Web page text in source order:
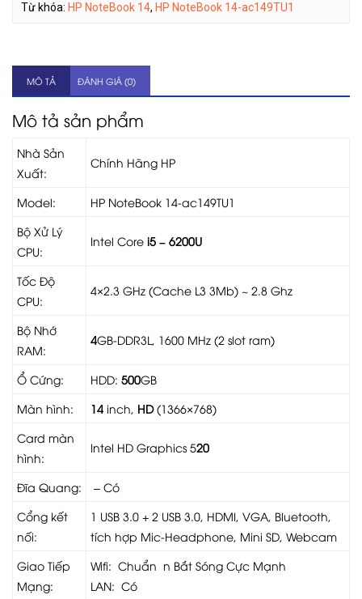
Từ khóa: HP NoteBook 14, HP NoteBook 14-ac149TU1
MÔ TẢ ĐÁNH GIÁ (0)
Mô tả sản phẩm
Nhà Sản
Xuất:
Chính Hãng HP
Model:
HP NoteBook 14-ac149TU1
Bộ Xử Lý
CPU:
Intel Core i5 – 6200U
Tốc Độ
CPU:
4×2.3 GHz (Cache L3 3Mb) ~ 2.8 Ghz
Bộ Nhớ
RAM:
4GB-DDR3L, 1600 MHz (2 slot ram)
Ổ Cứng: HDD: 500GB
Màn hình:
14 inch, HD(1366×768)
Card màn
hình:
Intel HD Graphics 520
Đĩa Quang:
– Có
Cổng kết
nối:
1 USB 3.0 + 2 USB 3.0, HDMI, VGA, Bluetooth,
tích hợp Mic-Headphone, Mini SD, Webcam
Giao Tiếp
Mạng:
Wifi: Chuẩn n Bắt Sóng Cực Mạnh
LAN: Có